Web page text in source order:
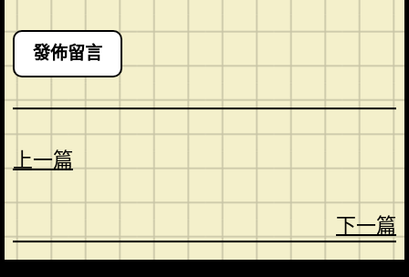
上一篇
下一篇